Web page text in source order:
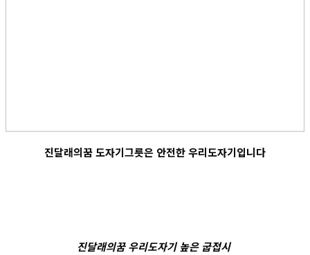
진달래의꿈 도자기그릇은 안전한 우리도자기입니다
진달래의꿈 우리도자기 높은 굽접시